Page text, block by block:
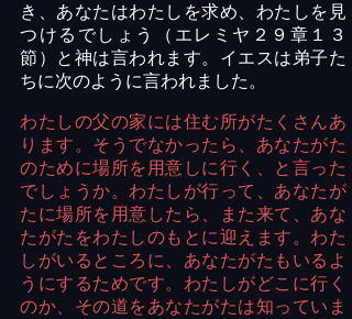
き、あなたはわたしを求め、わたしを見
つけるでしょう（エレミヤ２９章１３
節）と神は言われます。イエスは弟子た
ちに次のように言われました。
わたしの父の家には住む所がたくさんあ
ります。そうでなかったら、あなたがた
のために場所を用意しに行く、と言った
でしょうか。わたしが行って、あなたが
たに場所を用意したら、また来て、あな
たがたをわたしのもとに迎えます。わた
しがいるところに、あなたがたもいるよ
うにするためです。わたしがどこに行く
のか、その道をあなたがたは知っていま